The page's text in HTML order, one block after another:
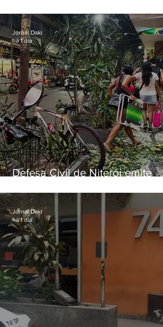
ventos fortes nesta sexta (7)
Defesa Civil de Niterói emite
sexta-feira (07)
Jornal Daki
há 1 dia
Jornal Daki
há 1 dia